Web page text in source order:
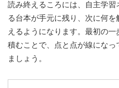
読み終えるころには、自主学習
る台本が手元に残り、次に何
えるようになります。最初の
積むことで、点と点が線にな
ましょう。